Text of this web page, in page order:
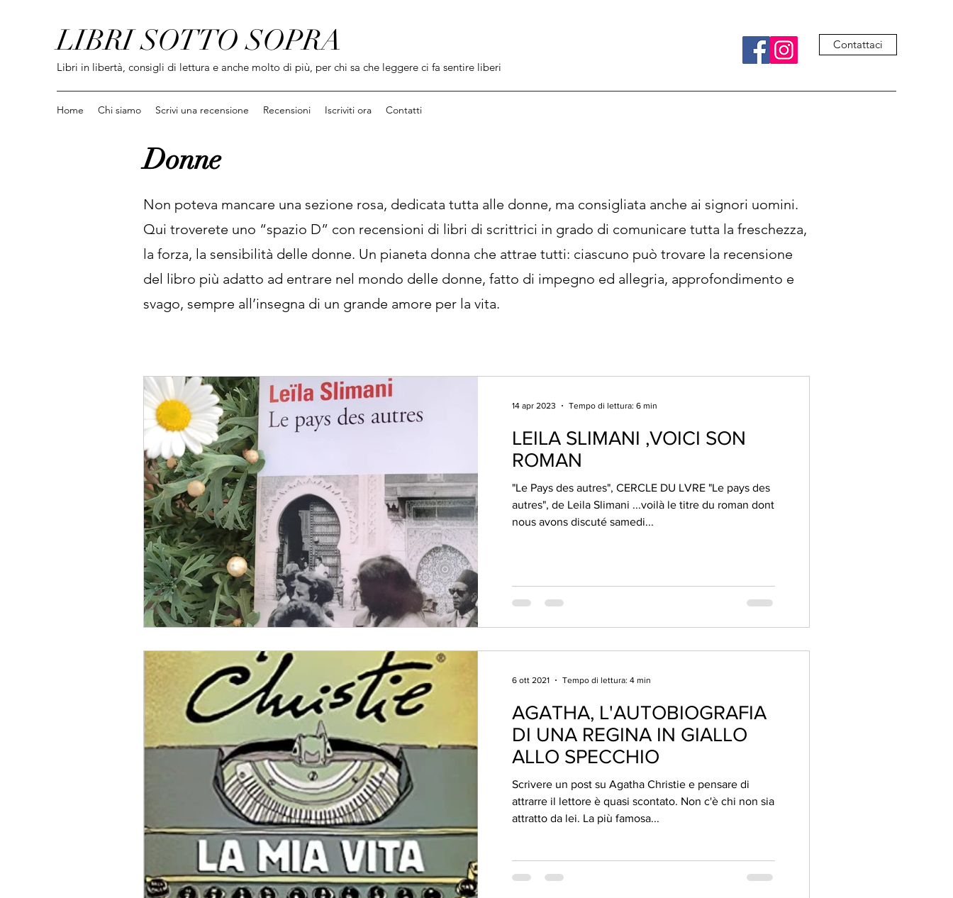
LIBRI SOTTO SOPRA
Libri in libertà, consigli di lettura e anche molto di più, per chi sa che leggere ci fa sentire liberi
Contattaci
Home Chi siamo Scrivi una recensione Recensioni Iscriviti ora Contatti
Donne
Non poteva mancare una sezione rosa, dedicata tutta alle donne, ma consigliata anche ai signori uomini.
Qui troverete uno “spazio D” con recensioni di libri di scrittrici in grado di comunicare tutta la freschezza,
la forza, la sensibilità delle donne. Un pianeta donna che attrae tutti: ciascuno può trovare la recensione
del libro più adatto ad entrare nel mondo delle donne, fatto di impegno ed allegria, approfondimento e
svago, sempre all’insegna di un grande amore per la vita.
LEILA SLIMANI ,VOICI SON
ROMAN
"Le Pays des autres", CERCLE DU LVRE "Le pays des
autres", de Leila Slimani ...voilà le titre du roman dont
nous avons discuté samedi...
14 apr 2023 Tempo di lettura: 6 min
AGATHA, L'AUTOBIOGRAFIA
DI UNA REGINA IN GIALLO
ALLO SPECCHIO
Scrivere un post su Agatha Christie e pensare di
attrarre il lettore è quasi scontato. Non c'è chi non sia
attratto da lei. La più famosa...
6 ott 2021 Tempo di lettura: 4 min